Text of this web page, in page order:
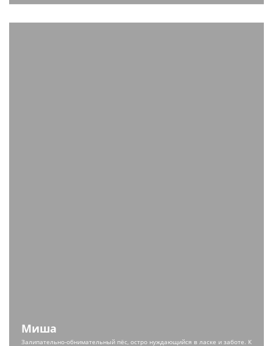
Миша
Залипательно-обнимательный пёс, остро нуждающийся в ласке и заботе. К